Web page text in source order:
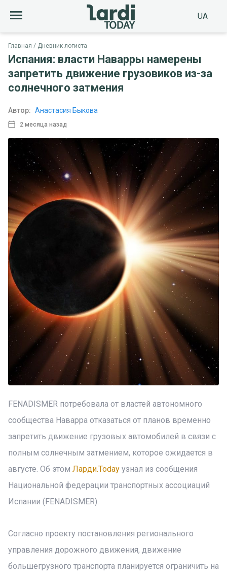
UA
Главная Дневник логиста
Испания: власти Наварры намерены
запретить движение грузовиков из-за
солнечного затмения
2 месяца назад
Автор: Анастасия Быкова
FENADISMER потребовала от властей автономного
сообщества Наварра отказаться от планов временно
запретить движение грузовых автомобилей в связи с
полным солнечным затмением, которое ожидается в
августе. Об этом Ларди.Today узнал из сообщения
Национальной федерации транспортных ассоциаций
Испании (FENADISMER).
Согласно проекту постановления регионального
управления дорожного движения, движение
большегрузного транспорта планируется ограничить на